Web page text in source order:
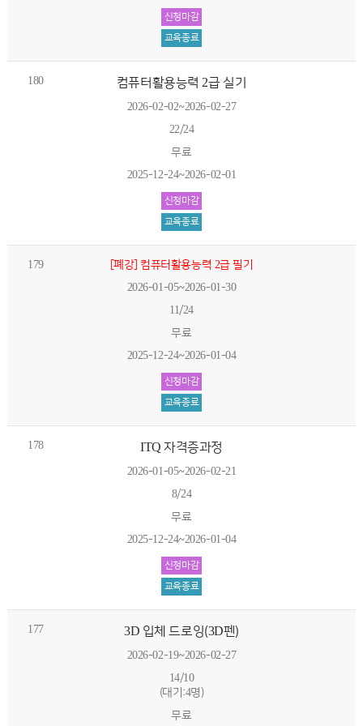
신청마감
교육종료
180 컴퓨터활용능력 2급 실기
2026-02-02~2026-02-27
22/24
무료
2025-12-24~2026-02-01
신청마감
교육종료
179
[폐강] 컴퓨터활용능력 2급 필기
2026-01-05~2026-01-30
11/24
무료
2025-12-24~2026-01-04
신청마감
교육종료
178 ITQ 자격증과정
2026-01-05~2026-02-21
8/24
무료
2025-12-24~2026-01-04
신청마감
교육종료
177 3D 입체 드로잉(3D펜)
2026-02-19~2026-02-27
14/10
(대기:4명)
무료